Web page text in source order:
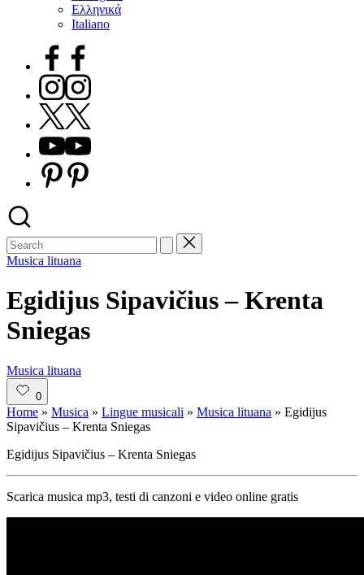
Ελληνικά
Italiano
Facebook
Instagram
X
Youtube
Pinterest
Posted
Musica lituana
Egidijus Sipavičius – Krenta
Sniegas
Posted
in
Musica lituana
0
Home » Musica » Lingue musicali » Musica lituana » Egidijus
Sipavičius – Krenta Sniegas
Egidijus Sipavičius – Krenta Sniegas
Scarica musica mp3, testi di canzoni e video online gratis